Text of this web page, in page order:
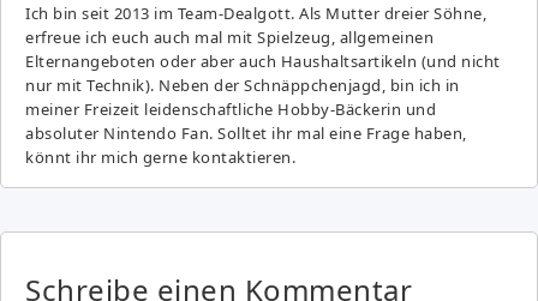
Ich bin seit 2013 im Team-Dealgott. Als Mutter dreier Söhne,
erfreue ich euch auch mal mit Spielzeug, allgemeinen
Elternangeboten oder aber auch Haushaltsartikeln (und nicht
nur mit Technik). Neben der Schnäppchenjagd, bin ich in
meiner Freizeit leidenschaftliche Hobby-Bäckerin und
absoluter Nintendo Fan. Solltet ihr mal eine Frage haben,
könnt ihr mich gerne kontaktieren.
Schreibe einen Kommentar